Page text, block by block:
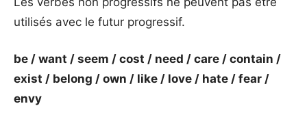
utilisés avec le futur progressif.
be / want / seem / cost / need / care / contain /
exist / belong / own / like / love / hate / fear /
envy